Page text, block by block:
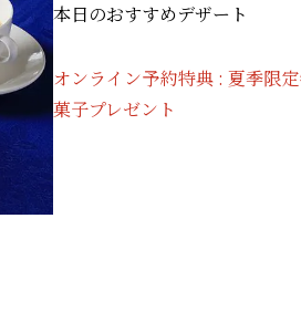
本日のおすすめデザート
オンライン予約特典 : 夏季限
菓子プレゼント